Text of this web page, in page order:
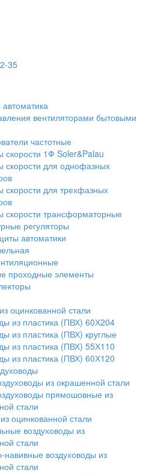
35
вентиляторами бытовыми
частотные
скорости 1Ф Soler&Palau
скорости для однофазных
скорости для трехфазных
скорости трансформаторные
регуляторы
автоматики
проходные элементы
оцинкованной стали
из пластика (ПВХ) 60Х204
из пластика (ПВХ) круглые
из пластика (ПВХ) 55Х110
из пластика (ПВХ) 60Х120
из окрашенной стали
прямошовные из
стали
оцинкованной стали
воздуховоды из
стали
навивные воздуховоды из
стали